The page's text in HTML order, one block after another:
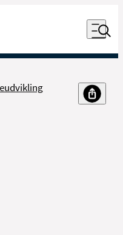
Åben
Udfør søgning